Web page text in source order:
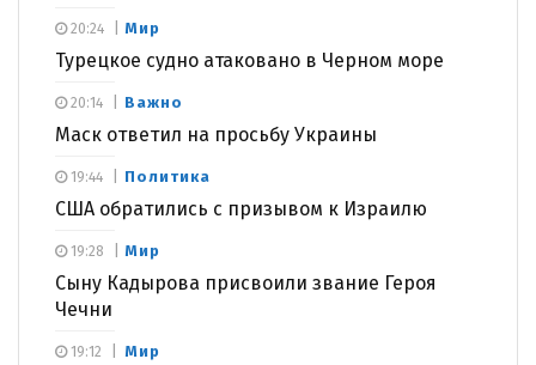
Мир
Турецкое судно атаковано в Черном море
20:24
Важно
Маск ответил на просьбу Украины
20:14
Политика
США обратились с призывом к Израилю
19:44
Мир
Сыну Кадырова присвоили звание Героя
Чечни
19:28
Мир
19:12